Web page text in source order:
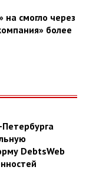
на смогло через
более
DebtsWeb